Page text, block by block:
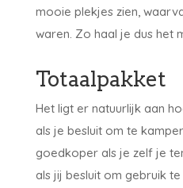
mooie plekjes zien,
waren. Zo haal je dus het
Totaalpakket
Het ligt er natuurlijk aan
als je besluit om te
goedkoper als je zelf je
als jij besluit om gebruik